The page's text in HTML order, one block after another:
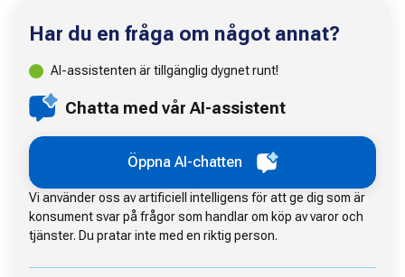
Har du en fråga om något annat?
AI-assistenten är tillgänglig dygnet runt!
Chatta med vår AI-assistent
Öppna AI-chatten
Vi använder oss av artificiell intelligens för att ge dig som är
konsument svar på frågor som handlar om köp av varor och
tjänster. Du pratar inte med en riktig person.